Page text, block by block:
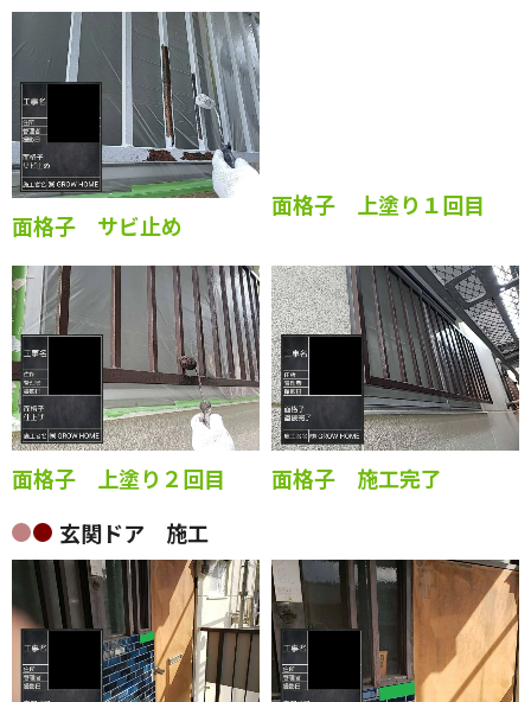
面格子 サビ止め 面格子 上塗り１回目
面格子 上塗り２回目
面格子 施工完了
玄関ドア 施工